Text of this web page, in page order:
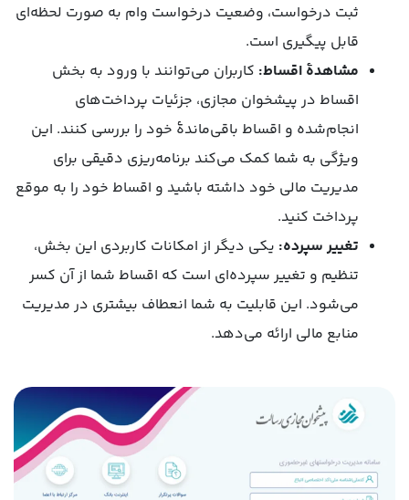
ثبت درخواست، وضعیت درخواست وام به صورت لحظه‌ای
قابل پیگیری است.
مشاهدۀ اقساط: کاربران می‌توانند با ورود به بخش
اقساط در پیشخوان مجازی، جزئیات پرداخت‌های
انجام‌شده و اقساط باقی‌ماندۀ خود را بررسی کنند. این
ویژگی به شما کمک می‌کند برنامه‌ریزی دقیقی برای
مدیریت مالی خود داشته باشید و اقساط خود را به موقع
پرداخت کنید.
تغییر سپرده: یکی دیگر از امکانات کاربردی این بخش،
تنظیم و تغییر سپرده‌ای است که اقساط شما از آن کسر
می‌شود. این قابلیت به شما انعطاف بیشتری در مدیریت
منابع مالی ارائه می‌دهد.